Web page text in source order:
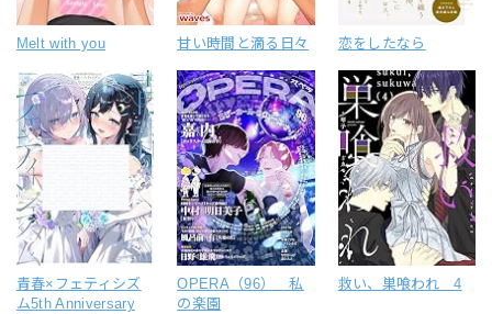
Melt with you 甘い時間と滴る日々 恋をしたなら
青春×フェティシズ
ム5th Anniversary
OPERA（96） 私
の楽園
救い、巣喰われ 4